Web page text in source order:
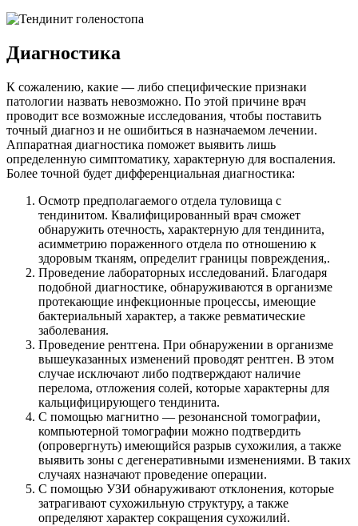
Диагностика
К сожалению, какие — либо специфические признаки
патологии назвать невозможно. По этой причине врач
проводит все возможные исследования, чтобы поставить
точный диагноз и не ошибиться в назначаемом лечении.
Аппаратная диагностика поможет выявить лишь
определенную симптоматику, характерную для воспаления.
Более точной будет дифференциальная диагностика:
Осмотр предполагаемого отдела туловища с
тендинитом. Квалифицированный врач сможет
обнаружить отечность, характерную для тендинита,
асимметрию пораженного отдела по отношению к
здоровым тканям, определит границы повреждения,.
Проведение лабораторных исследований. Благодаря
подобной диагностике, обнаруживаются в организме
протекающие инфекционные процессы, имеющие
бактериальный характер, а также ревматические
заболевания.
Проведение рентгена. При обнаружении в организме
вышеуказанных изменений проводят рентген. В этом
случае исключают либо подтверждают наличие
перелома, отложения солей, которые характерны для
кальцифицирующего тендинита.
С помощью магнитно — резонансной томографии,
компьютерной томографии можно подтвердить
(опровергнуть) имеющийся разрыв сухожилия, а также
выявить зоны с дегенеративными изменениями. В таких
случаях назначают проведение операции.
С помощью УЗИ обнаруживают отклонения, которые
затрагивают сухожильную структуру, а также
определяют характер сокращения сухожилий.